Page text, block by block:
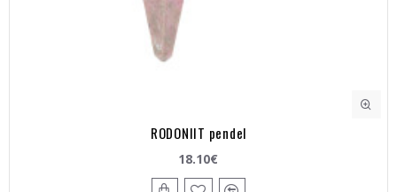
RODONIIT pendel
18.10€